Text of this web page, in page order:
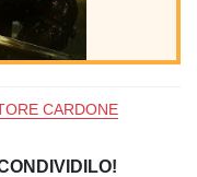
CARDONE